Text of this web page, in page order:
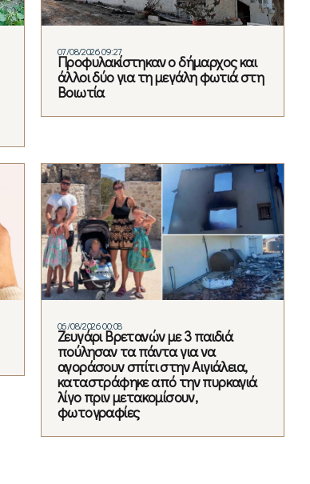
07/08/2026 09:27
Προφυλακίστηκαν ο δήμαρχος και
άλλοι δύο για τη μεγάλη φωτιά στη
Βοιωτία
06/08/2026 00:08
Ζευγάρι Βρετανών με 3 παιδιά
πούλησαν τα πάντα για να
αγοράσουν σπίτι στην Αιγιάλεια,
καταστράφηκε από την πυρκαγιά
λίγο πριν μετακομίσουν,
φωτογραφίες